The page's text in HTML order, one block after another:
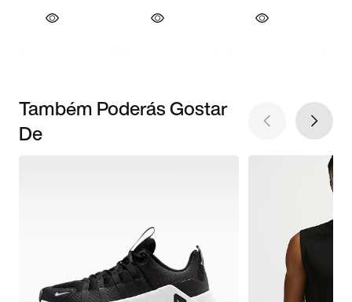
Também Poderás Gostar
De